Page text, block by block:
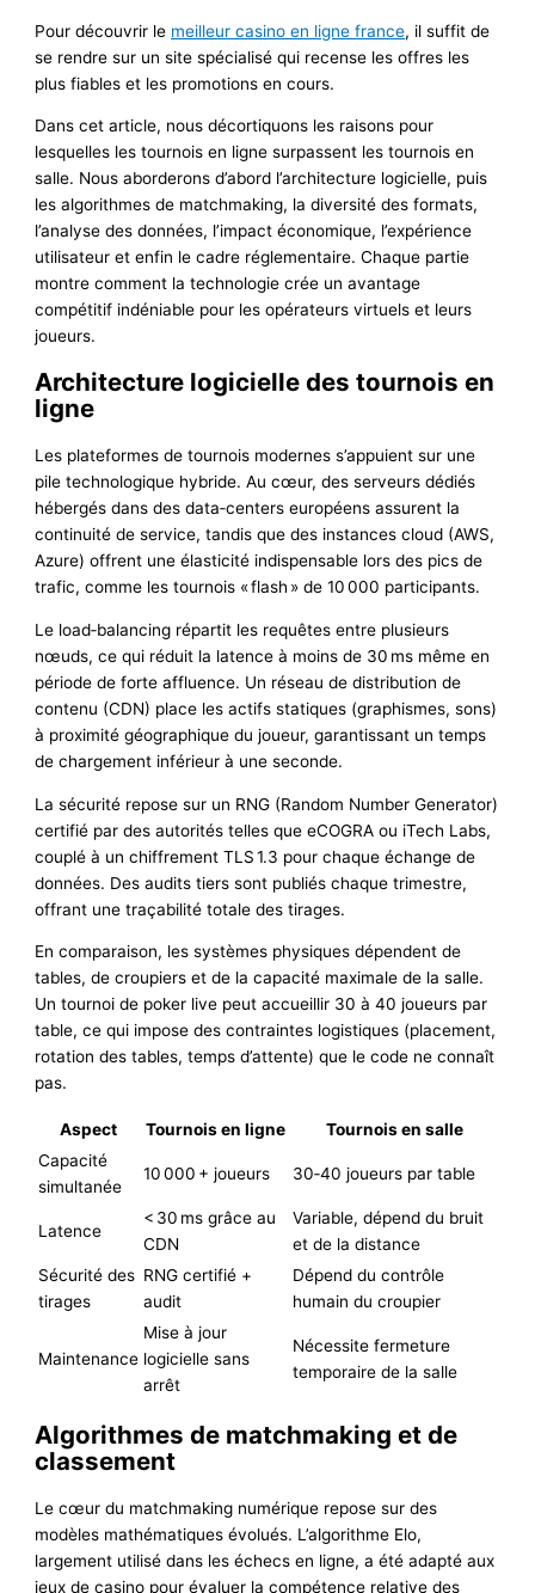
Pour découvrir le meilleur casino en ligne france, il suffit de
se rendre sur un site spécialisé qui recense les offres les
plus fiables et les promotions en cours.
Dans cet article, nous décortiquons les raisons pour
lesquelles les tournois en ligne surpassent les tournois en
salle. Nous aborderons d’abord l’architecture logicielle, puis
les algorithmes de matchmaking, la diversité des formats,
l’analyse des données, l’impact économique, l’expérience
utilisateur et enfin le cadre réglementaire. Chaque partie
montre comment la technologie crée un avantage
compétitif indéniable pour les opérateurs virtuels et leurs
joueurs.
Architecture logicielle des tournois en
ligne
Les plateformes de tournois modernes s’appuient sur une
pile technologique hybride. Au cœur, des serveurs dédiés
hébergés dans des data‑centers européens assurent la
continuité de service, tandis que des instances cloud (AWS,
Azure) offrent une élasticité indispensable lors des pics de
trafic, comme les tournois « flash » de 10 000 participants.
Le load‑balancing répartit les requêtes entre plusieurs
nœuds, ce qui réduit la latence à moins de 30 ms même en
période de forte affluence. Un réseau de distribution de
contenu (CDN) place les actifs statiques (graphismes, sons)
à proximité géographique du joueur, garantissant un temps
de chargement inférieur à une seconde.
La sécurité repose sur un RNG (Random Number Generator)
certifié par des autorités telles que eCOGRA ou iTech Labs,
couplé à un chiffrement TLS 1.3 pour chaque échange de
données. Des audits tiers sont publiés chaque trimestre,
offrant une traçabilité totale des tirages.
En comparaison, les systèmes physiques dépendent de
tables, de croupiers et de la capacité maximale de la salle.
Un tournoi de poker live peut accueillir 30 à 40 joueurs par
table, ce qui impose des contraintes logistiques (placement,
rotation des tables, temps d’attente) que le code ne connaît
pas.
Aspect Tournois en ligne
Tournois en salle
Capacité
simultanée
10 000 + joueurs 30‑40 joueurs par table
Latence
< 30 ms grâce au
CDN
Variable, dépend du bruit
et de la distance
Sécurité des
tirages
RNG certifié +
audit
Dépend du contrôle
humain du croupier
Maintenance
Mise à jour
logicielle sans
arrêt
Nécessite fermeture
temporaire de la salle
Algorithmes de matchmaking et de
classement
Le cœur du matchmaking numérique repose sur des
modèles mathématiques évolués. L’algorithme Elo,
largement utilisé dans les échecs en ligne, a été adapté aux
jeux de casino pour évaluer la compétence relative des